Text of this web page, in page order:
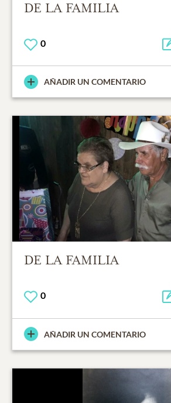
DE LA FAMILIA
0
AÑADIR UN COMENTARIO
DE LA FAMILIA
0
AÑADIR UN COMENTARIO